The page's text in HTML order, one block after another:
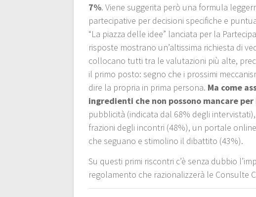
7%. Viene suggerita però una formula
partecipative per decisioni specifiche e
“La piazza delle idee” lanciata per la
risposte mostrano un’altissima richiesta di
collocano tutti tra le valutazioni più alte,
il primo posto: segno che i prossimi
dire la propria in prima persona. Ma come
ingredienti che non possono mancare
pubblicità (indicata dal 68% degli
frazioni degli incontri (48%), un portale
che seguano e stimolino il dibattito (43%).
Su questi primi riscontri c’è senza dubbio
regolamento che razionalizzerà le Consulte